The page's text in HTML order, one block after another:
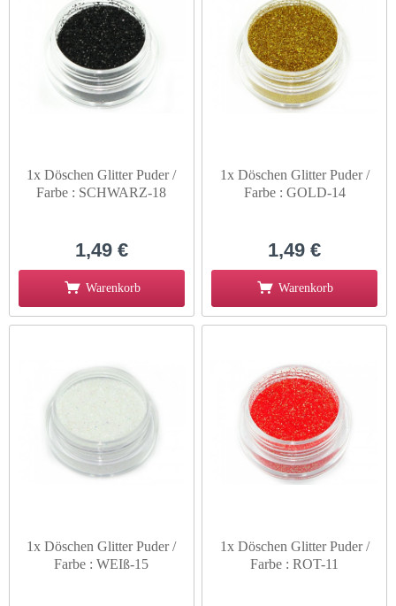
1x Döschen Glitter Puder /
Farbe : SCHWARZ-18
1,49 €
Warenkorb
1x Döschen Glitter Puder /
Farbe : GOLD-14
1,49 €
Warenkorb
1x Döschen Glitter Puder /
Farbe : WEIß-15
1x Döschen Glitter Puder /
Farbe : ROT-11